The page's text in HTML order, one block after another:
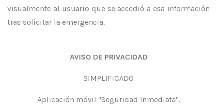
visualmente al usuario que se accedió a esa información
tras solicitar la emergencia.
AVISO DE PRIVACIDAD
SIMPLIFICADO
Aplicación móvil "Seguridad Inmediata".